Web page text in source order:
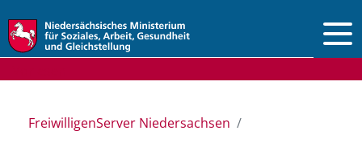
FreiwilligenServer Niedersachsen